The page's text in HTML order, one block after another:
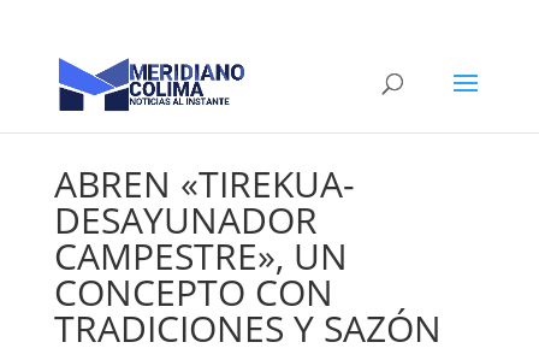
ABREN «TIREKUA-
DESAYUNADOR
CAMPESTRE», UN
CONCEPTO CON
TRADICIONES Y SAZÓN